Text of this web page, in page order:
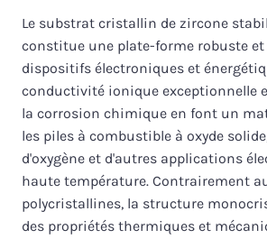
Le substrat cristallin de zircone
constitue une plate-forme robuste et
dispositifs électroniques et
conductivité ionique exceptionnelle
la corrosion chimique en font un
les piles à combustible à oxyde
d'oxygène et d'autres applications
haute température. Contrairement
polycristallines, la structure
des propriétés thermiques et